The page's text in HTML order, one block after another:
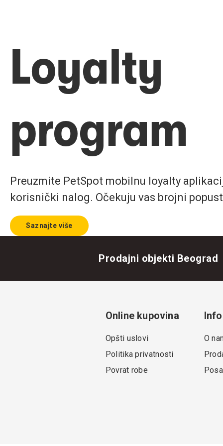
Loyalty
program
Preuzmite PetSpot mobilnu loyalty
korisnički nalog. Očekuju vas brojni
Saznajte više
Prodajni objekti Beograd
Online kupovina
Opšti uslovi
Politika privatnosti
Povrat robe
Info
O